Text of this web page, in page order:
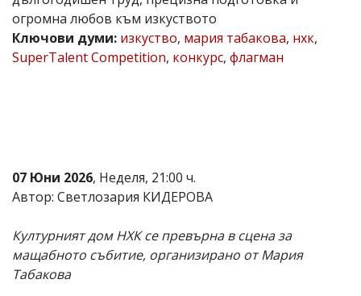
Коментарите
под
статиите
се
отговорност
за
тях!
откриете
обиден
за
вас
огромна любов към изкуството
Ключови думи: изкуство, мария табакова, нхк,
SuperTalent Competition, конкурс, флагман
07 Юни 2026, Неделя, 21:00 ч.
Автор: Светлозария КИДЕРОВА
Културният дом НХК се превърна в сцена за
мащабното събитие, организирано от Мария
Табакова